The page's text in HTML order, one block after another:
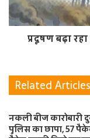
प्रदूषण बढ़ा
Related Articles
नकली बीज कारोबारी
पुलिस का छापा, 57